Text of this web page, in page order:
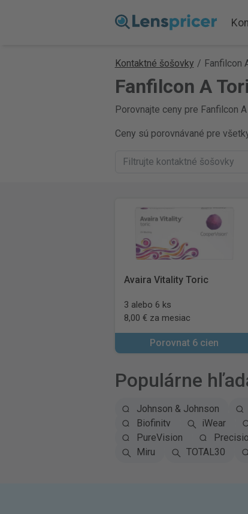
Kontaktné šošovky / Fanfilcon
Fanfilcon A
Porovnajte ceny pre Fanfilcon
Ceny sú porovnávané pre
Avaira Vitality Toric
3 alebo 6 ks
8,00 € za mesiac
Porovnat 6 cien
Populárne
Johnson & Johnson
Biofinity
iWear
PureVision
Miru
TOTAL30